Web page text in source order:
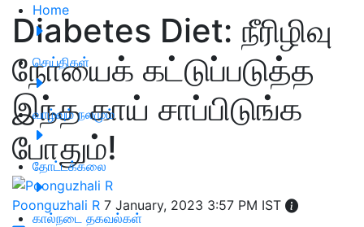
Home
செய்திகள்
வாழ்வும் நலமும்
தோட்டக்கலை
கால்நடை தகவல்கள்
Diabetes Diet: நீரிழிவு
நோயைக் கட்டுப்படுத்த
இந்த காய் சாப்பிடுங்க
போதும்!
Poonguzhali R 7 January, 2023 3:57 PM IST